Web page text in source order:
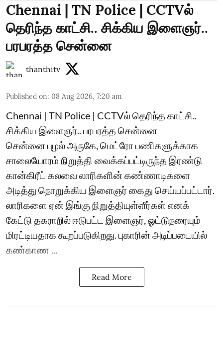
Chennai | TN Police | CCTVல்
தெரிந்த காட்சி.. சிக்கிய இளைஞர்..
பரபரத்த சென்னை
thanthitv
Published on: 08 Aug 2026, 7:20 am
Chennai | TN Police | CCTVல் தெரிந்த காட்சி..
சிக்கிய இளைஞர்.. பரபரத்த சென்னை
சென்னை புழல் அருகே, மெட்ரோ பணிகளுக்காக
சாலையோரம் நிறுத்தி வைக்கப்பட்டிருந்த இரண்டு
கான்கிரீட் கலவை லாரிகளின் கண்ணாடிகளை
அடித்து நொறுக்கிய இளைஞர் கைது செய்யப்பட்டார்.
லாரிகளை ஏன் இங்கு நிறுத்தியுள்ளீர்கள் எனக்
கேட்டு தகராறில் ஈடுபட்ட இளைஞர், ஓட்டுநரையும்
மிரட்டியதாக கூறப்படுகிறது. புகாரின் அடிப்படையில்
கண்காண ...
Read More